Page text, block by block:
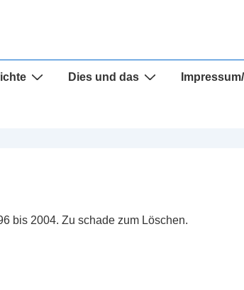
Dies und das
bis 2004. Zu schade zum Löschen.